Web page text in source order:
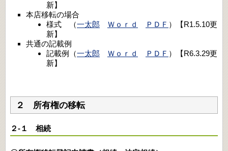
新】
本店移転の場合
様式 （一太郎 Ｗｏｒｄ ＰＤＦ ）【R1.5.10更
新】
共通の記載例
記載例（一太郎 Ｗｏｒｄ ＰＤＦ ）【R6.3.29更
新】
２ 所有権の移転
２-１ 相続